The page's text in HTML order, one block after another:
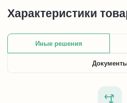
Характеристики
Иные решения